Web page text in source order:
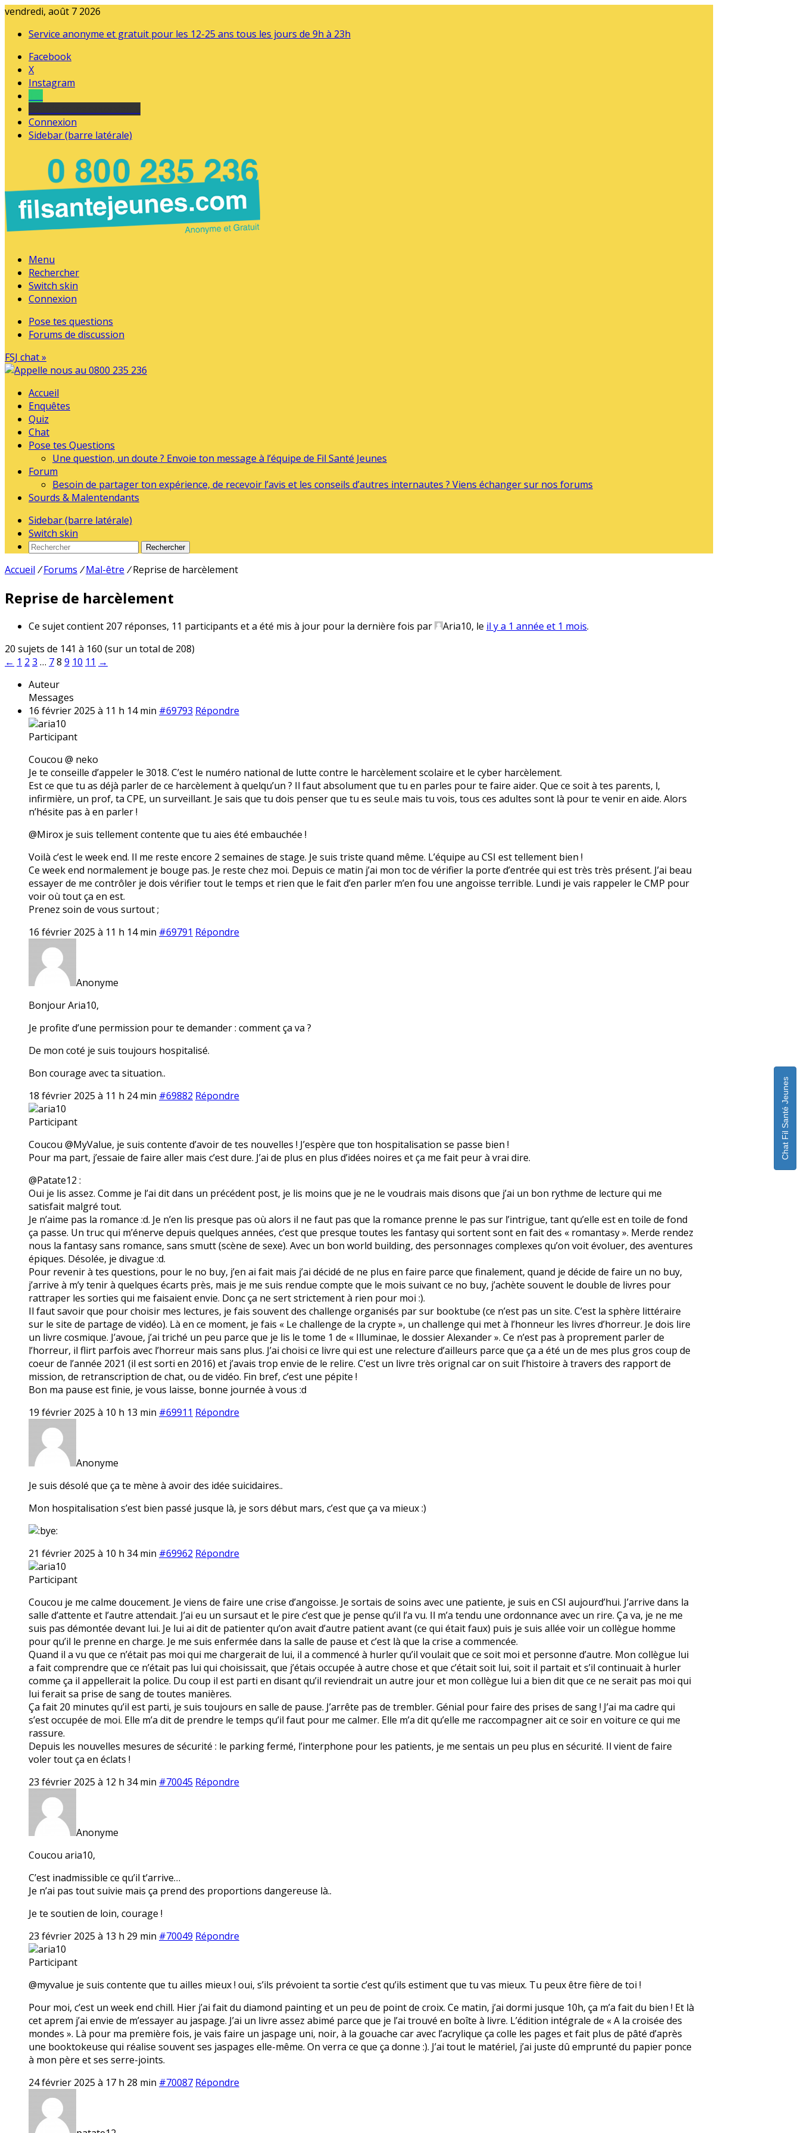
vendredi, août 7 2026
Service anonyme et gratuit pour les 12-25 ans tous les jours de 9h à 23h
Facebook
X
Instagram
Connexion
Sidebar (barre latérale)
Menu
Rechercher
Switch skin
Connexion
Pose tes questions
Forums de discussion
FSJ chat »
Accueil
Enquêtes
Quiz
Chat
Pose tes Questions
Une question, un doute ? Envoie ton message à l’équipe de Fil Santé Jeunes
Forum
Besoin de partager ton expérience, de recevoir l’avis et les conseils d’autres internautes ? Viens échanger sur nos forums
Sourds & Malentendants
Sidebar (barre latérale)
Switch skin
Rechercher
Accueil / Forums / Mal-être / Reprise de harcèlement
Reprise de harcèlement
Ce sujet contient 207 réponses, 11 participants et a été mis à jour pour la dernière fois par Aria10, le il y a 1 année et 1 mois.
20 sujets de 141 à 160 (sur un total de 208)
← 1 2 3 … 78 9 10 11 →
Auteur
Messages
16 février 2025 à 11 h 14 min #69793 Répondre
aria10
Participant
Coucou @ neko
Je te conseille d’appeler le 3018. C’est le numéro national de lutte contre le harcèlement scolaire et le cyber harcèlement.
Est ce que tu as déjà parler de ce harcèlement à quelqu’un ? Il faut absolument que tu en parles pour te faire aider. Que ce soit à tes parents, l,
infirmière, un prof, ta CPE, un surveillant. Je sais que tu dois penser que tu es seul.e mais tu vois, tous ces adultes sont là pour te venir en aide. Alors
n’hésite pas à en parler !
@Mirox je suis tellement contente que tu aies été embauchée !
Voilà c’est le week end. Il me reste encore 2 semaines de stage. Je suis triste quand même. L’équipe au CSI est tellement bien !
Ce week end normalement je bouge pas. Je reste chez moi. Depuis ce matin j’ai mon toc de vérifier la porte d’entrée qui est très très présent. J’ai beau
essayer de me contrôler je dois vérifier tout le temps et rien que le fait d’en parler m’en fou une angoisse terrible. Lundi je vais rappeler le CMP pour
voir où tout ça en est.
Prenez soin de vous surtout ;
16 février 2025 à 11 h 14 min #69791 Répondre
Anonyme
Bonjour Aria10,
Je profite d’une permission pour te demander : comment ça va ?
De mon coté je suis toujours hospitalisé.
Bon courage avec ta situation..
18 février 2025 à 11 h 24 min #69882 Répondre
aria10
Participant
Coucou @MyValue, je suis contente d’avoir de tes nouvelles ! J’espère que ton hospitalisation se passe bien !
Pour ma part, j’essaie de faire aller mais c’est dure. J’ai de plus en plus d’idées noires et ça me fait peur à vrai dire.
@Patate12 :
Oui je lis assez. Comme je l’ai dit dans un précédent post, je lis moins que je ne le voudrais mais disons que j’ai un bon rythme de lecture qui me
satisfait malgré tout.
Je n’aime pas la romance :d. Je n’en lis presque pas où alors il ne faut pas que la romance prenne le pas sur l’intrigue, tant qu’elle est en toile de fond
ça passe. Un truc qui m’énerve depuis quelques années, c’est que presque toutes les fantasy qui sortent sont en fait des « romantasy ». Merde rendez
nous la fantasy sans romance, sans smutt (scène de sexe). Avec un bon world building, des personnages complexes qu’on voit évoluer, des aventures
épiques. Désolée, je divague :d.
Pour revenir à tes questions, pour le no buy, j’en ai fait mais j’ai décidé de ne plus en faire parce que finalement, quand je décide de faire un no buy,
j’arrive à m’y tenir à quelques écarts près, mais je me suis rendue compte que le mois suivant ce no buy, j’achète souvent le double de livres pour
rattraper les sorties qui me faisaient envie. Donc ça ne sert strictement à rien pour moi :).
Il faut savoir que pour choisir mes lectures, je fais souvent des challenge organisés par sur booktube (ce n’est pas un site. C’est la sphère littéraire
sur le site de partage de vidéo). Là en ce moment, je fais « Le challenge de la crypte », un challenge qui met à l’honneur les livres d’horreur. Je dois lire
un livre cosmique. J’avoue, j’ai triché un peu parce que je lis le tome 1 de « Illuminae, le dossier Alexander ». Ce n’est pas à proprement parler de
l’horreur, il flirt parfois avec l’horreur mais sans plus. J’ai choisi ce livre qui est une relecture d’ailleurs parce que ça a été un de mes plus gros coup de
coeur de l’année 2021 (il est sorti en 2016) et j’avais trop envie de le relire. C’est un livre très orignal car on suit l’histoire à travers des rapport de
mission, de retranscription de chat, ou de vidéo. Fin bref, c’est une pépite !
Bon ma pause est finie, je vous laisse, bonne journée à vous :d
19 février 2025 à 10 h 13 min #69911 Répondre
Anonyme
Je suis désolé que ça te mène à avoir des idée suicidaires..
Mon hospitalisation s’est bien passé jusque là, je sors début mars, c’est que ça va mieux :)
21 février 2025 à 10 h 34 min #69962 Répondre
aria10
Participant
Coucou je me calme doucement. Je viens de faire une crise d’angoisse. Je sortais de soins avec une patiente, je suis en CSI aujourd’hui. J’arrive dans la
salle d’attente et l’autre attendait. J’ai eu un sursaut et le pire c’est que je pense qu’il l’a vu. Il m’a tendu une ordonnance avec un rire. Ça va, je ne me
suis pas démontée devant lui. Je lui ai dit de patienter qu’on avait d’autre patient avant (ce qui était faux) puis je suis allée voir un collègue homme
pour qu’il le prenne en charge. Je me suis enfermée dans la salle de pause et c’est là que la crise a commencée.
Quand il a vu que ce n’était pas moi qui me chargerait de lui, il a commencé à hurler qu’il voulait que ce soit moi et personne d’autre. Mon collègue lui
a fait comprendre que ce n’était pas lui qui choisissait, que j’étais occupée à autre chose et que c’était soit lui, soit il partait et s’il continuait à hurler
comme ça il appellerait la police. Du coup il est parti en disant qu’il reviendrait un autre jour et mon collègue lui a bien dit que ce ne serait pas moi qui
lui ferait sa prise de sang de toutes manières.
Ça fait 20 minutes qu’il est parti, je suis toujours en salle de pause. J’arrête pas de trembler. Génial pour faire des prises de sang ! J’ai ma cadre qui
s’est occupée de moi. Elle m’a dit de prendre le temps qu’il faut pour me calmer. Elle m’a dit qu’elle me raccompagner ait ce soir en voiture ce qui me
rassure.
Depuis les nouvelles mesures de sécurité : le parking fermé, l’interphone pour les patients, je me sentais un peu plus en sécurité. Il vient de faire
voler tout ça en éclats !
23 février 2025 à 12 h 34 min #70045 Répondre
Anonyme
Coucou aria10,
C’est inadmissible ce qu’il t’arrive…
Je n’ai pas tout suivie mais ça prend des proportions dangereuse là..
Je te soutien de loin, courage !
23 février 2025 à 13 h 29 min #70049 Répondre
aria10
Participant
@myvalue je suis contente que tu ailles mieux ! oui, s’ils prévoient ta sortie c’est qu’ils estiment que tu vas mieux. Tu peux être fière de toi !
Pour moi, c’est un week end chill. Hier j’ai fait du diamond painting et un peu de point de croix. Ce matin, j’ai dormi jusque 10h, ça m’a fait du bien ! Et là
cet aprem j’ai envie de m’essayer au jaspage. J’ai un livre assez abimé parce que je l’ai trouvé en boîte à livre. L’édition intégrale de « A la croisée des
mondes ». Là pour ma première fois, je vais faire un jaspage uni, noir, à la gouache car avec l’acrylique ça colle les pages et fait plus de pâté d’après
une booktokeuse qui réalise souvent ses jaspages elle-même. On verra ce que ça donne :). J’ai tout le matériel, j’ai juste dû emprunté du papier ponce
à mon père et ses serre-joints.
24 février 2025 à 17 h 28 min #70087 Répondre
Chat Fil Santé Jeunes